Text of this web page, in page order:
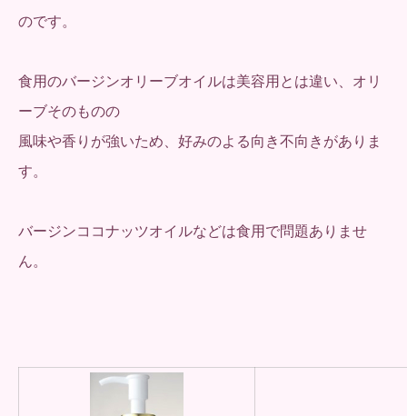
のです。
食用のバージンオリーブオイルは美容用とは違い、オリ
ーブそのものの
風味や香りが強いため、好みのよる向き不向きがありま
す。
バージンココナッツオイルなどは食用で問題ありませ
ん。